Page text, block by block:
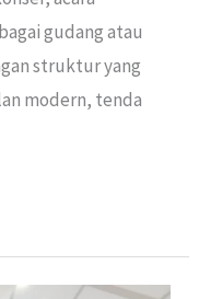
gudang atau
struktur yang
modern, tenda